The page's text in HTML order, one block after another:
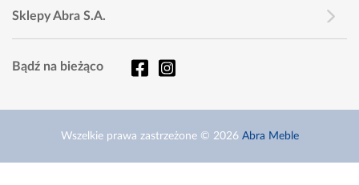
Sklepy Abra S.A.
Bądź na bieżąco
Wszelkie prawa zastrzeżone © 2026 Abra Meble